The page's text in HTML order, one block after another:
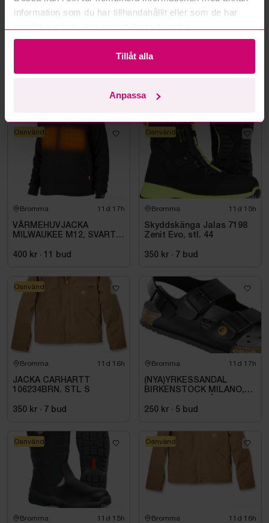
information som du har tillhandahållit eller som de har
Tillåt alla
Anpassa
Kan ni frakta mina vunna objekt?
Mer från samma kategori
Bromma 11d 17h
VÄRMEHUVJACKA
MILWAUKEE M12, SVART
400 kr · 11 bud
Oanvänd
Bromma 11d 15h
Skyddskänga Jalas 7198
Zenit Evo, stl. 44
350 kr · 7 bud
Oanvänd
Bromma 11d 16h
JACKA CARHARTT
106234BRN. STL S
350 kr · 7 bud
Oanvänd
Bromma 11d 17h
(NYA)YRKESSANDAL
BIRKENSTOCK MILANO,
SVART. STL 42
250 kr · 5 bud
Bromma 11d 15h
Oanvänd
Bromma 11d 16h
Oanvänd